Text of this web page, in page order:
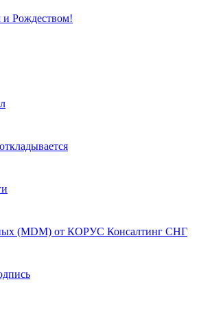
Рождеством!
(MDM) от КОРУС Консалтинг СНГ